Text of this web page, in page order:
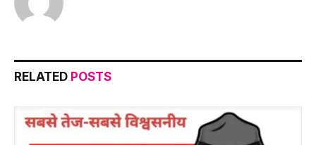
RELATED POSTS